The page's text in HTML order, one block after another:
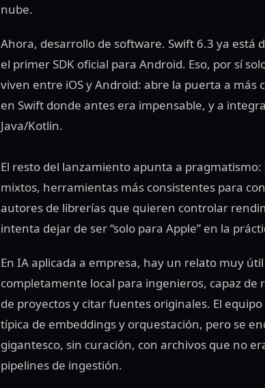
nube.
Ahora, desarrollo de software. Swift 6.3 ya está
el primer SDK oficial para Android. Eso, por sí
viven entre iOS y Android: abre la puerta a más
en Swift donde antes era impensable, y a
Java/Kotlin.
El resto del lanzamiento apunta a
mixtos, herramientas más consistentes para
autores de librerías que quieren controlar
intenta dejar de ser “solo para Apple” en la
En IA aplicada a empresa, hay un relato muy
completamente local para ingenieros, capaz
de proyectos y citar fuentes originales. El
típica de embeddings y orquestación, pero se
gigantesco, sin curación, con archivos que no
pipelines de ingestión.